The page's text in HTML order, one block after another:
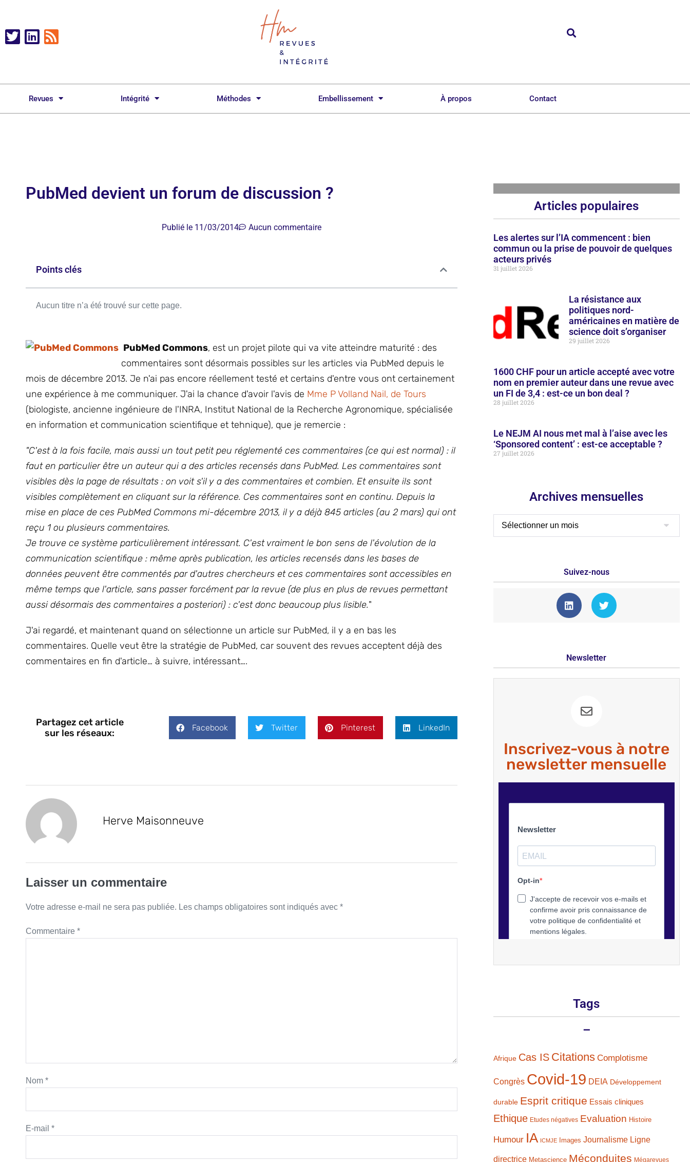
Revues Intégrité Méthodes Embellissement À propos Contact
PubMed devient un forum de discussion ?
Publié le 11/03/2014 Aucun commentaire
Points clés
Aucun titre n’a été trouvé sur cette page.
PubMed Commons, est un projet pilote qui va vite atteindre maturité : des
commentaires sont désormais possibles sur les articles via PubMed depuis le
mois de décembre 2013. Je n'ai pas encore réellement testé et certains d'entre vous ont certainement
une expérience à me communiquer. J'ai la chance d'avoir l'avis de Mme P Volland Nail, de Tours
(biologiste, ancienne ingénieure de l'INRA, Institut National de la Recherche Agronomique, spécialisée
en information et communication scientifique et tehnique), que je remercie :
"C'est à la fois facile, mais aussi un tout petit peu réglementé ces commentaires (ce qui est normal) : il
faut en particulier être un auteur qui a des articles recensés dans PubMed. Les commentaires sont
visibles dès la page de résultats : on voit s'il y a des commentaires et combien. Et ensuite ils sont
visibles complètement en cliquant sur la référence. Ces commentaires sont en continu. Depuis la
mise en place de ces PubMed Commons mi-décembre 2013, il y a déjà 845 articles (au 2 mars) qui ont
reçu 1 ou plusieurs commentaires.
Je trouve ce système particulièrement intéressant. C'est vraiment le bon sens de l'évolution de la
communication scientifique : même après publication, les articles recensés dans les bases de
données peuvent être commentés par d'autres chercheurs et ces commentaires sont accessibles en
même temps que l'article, sans passer forcément par la revue (de plus en plus de revues permettant
aussi désormais des commentaires a posteriori) : c'est donc beaucoup plus lisible."
J'ai regardé, et maintenant quand on sélectionne un article sur PubMed, il y a en bas les
commentaires. Quelle veut être la stratégie de PubMed, car souvent des revues acceptent déjà des
commentaires en fin d'article… à suivre, intéressant….
Partagez cet article
sur les réseaux:
Facebook Twitter Pinterest LinkedIn
Herve Maisonneuve
Laisser un commentaire
Votre adresse e-mail ne sera pas publiée. Les champs obligatoires sont indiqués avec *
Commentaire *
Nom *
E-mail *
Articles populaires
Les alertes sur l’IA commencent : bien
commun ou la prise de pouvoir de quelques
acteurs privés
31 juillet 2026
La résistance aux
politiques nord-
américaines en matière de
science doit s’organiser
29 juillet 2026
1600 CHF pour un article accepté avec votre
nom en premier auteur dans une revue avec
un FI de 3,4 : est-ce un bon deal ?
28 juillet 2026
Le NEJM AI nous met mal à l’aise avec les
‘Sponsored content’ : est-ce acceptable ?
27 juillet 2026
Archives mensuelles
Suivez-nous
Newsletter
Inscrivez-vous à notre
newsletter mensuelle
Tags
–
Afrique Cas IS Citations Complotisme
Congrès Covid-19 DEIA Développement
durable Esprit critique Essais cliniques
Ethique Etudes négatives Evaluation Histoire
Humour IA ICMJE Images Journalisme Ligne
directrice Metascience Méconduites Mégarevues